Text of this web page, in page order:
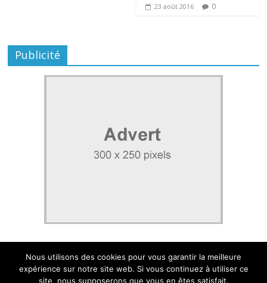
23 août 2016 0
Publicité
Nous utilisons des cookies pour vous garantir la meilleure
expérience sur notre site web. Si vous continuez à utiliser ce
site, nous supposerons que vous en êtes satisfait.